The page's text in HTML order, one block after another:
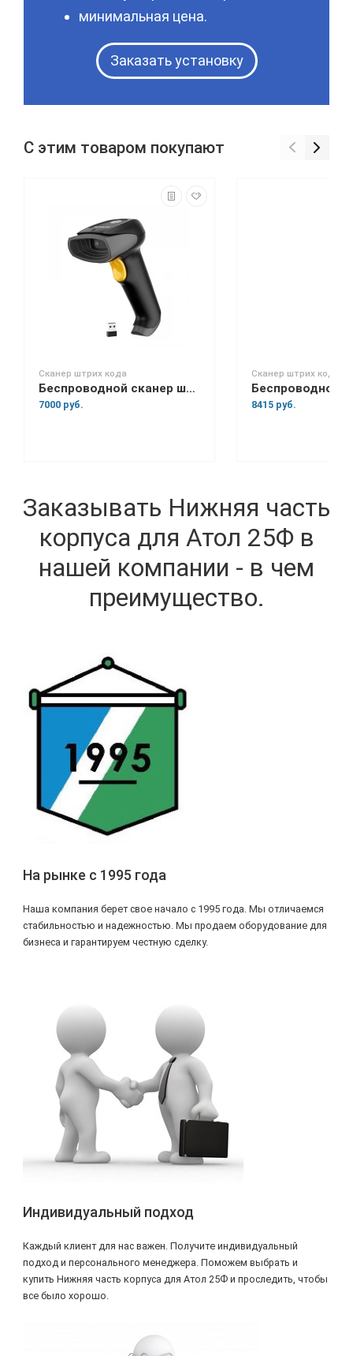
минимальная цена.
Заказать установку
С этим товаром покупают
Сканер штрих кода
Беспроводной сканер штрих-кода Space Lite BT
7000 руб.
Сканер штрих кода
8415 руб.
Заказывать Нижняя часть
корпуса для Атол 25Ф в
нашей компании - в чем
преимущество.
На рынке с 1995 года
Наша компания берет свое начало с 1995 года. Мы отличаемся
стабильностью и надежностью. Мы продаем оборудование для
бизнеса и гарантируем честную сделку.
Индивидуальный подход
Каждый клиент для нас важен. Получите индивидуальный
подход и персонального менеджера. Поможем выбрать и
купить Нижняя часть корпуса для Атол 25Ф и проследить, чтобы
все было хорошо.